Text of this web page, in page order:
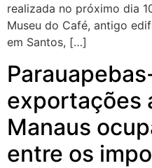
realizada no próximo dia
Museu do Café, antigo
em Santos, […]
exportações
Manaus
entre os